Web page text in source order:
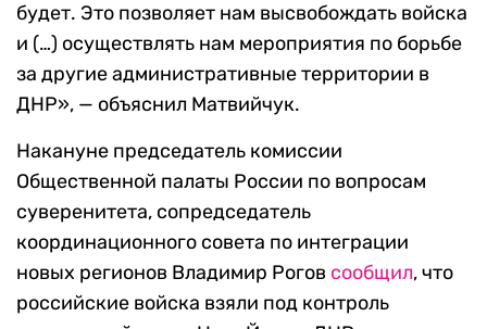
будет. Это позволяет нам высвобождать войска
и (…) осуществлять нам мероприятия по борьбе
за другие административные территории в
ДНР», — объяснил Матвийчук.
Накануне председатель комиссии
Общественной палаты России по вопросам
суверенитета, сопредседатель
координационного совета по интеграции
новых регионов Владимир Рогов сообщил, что
российские войска взяли под контроль